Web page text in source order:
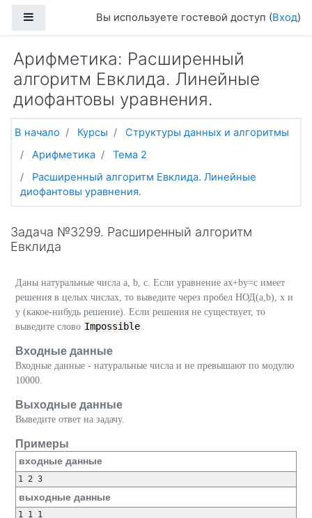
Боковая панельВы используете гостевой доступ (Вход)
Арифметика: Расширенный
алгоритм Евклида. Линейные
диофантовы уравнения.
В начало Курсы
Структуры данных и алгоритмы
Арифметика
Тема 2
Расширенный алгоритм Евклида. Линейные
диофантовы уравнения.
Задача №3299. Расширенный алгоритм
Евклида
Даны натуральные числа a, b, c. Если уравнение ax+by=c имеет
решения в целых числах, то выведите через пробел НОД(a,b), x и
y (какое-нибудь решение). Если решения не существует, то
выведите слово Impossible
Входные данные
Входные данные - натуральные числа и не превышают по модулю
10000.
Выходные данные
Выведите ответ на задачу.
Примеры
входные данные
1 2 3
выходные данные
1 1 1